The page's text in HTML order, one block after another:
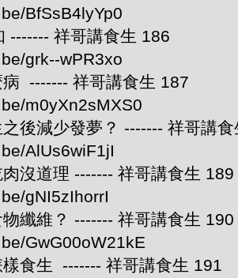
BfSsB4lyYp0
------- 祥哥講食生 186
grk--wPR3xo
------- 祥哥講食生 187
m0yXn2sMXS0
後減少發夢？ ------- 祥哥講
AlUs6wiF1jI
沒道理 ------- 祥哥講食生 189
gNI5zIhorrI
纖維？ ------- 祥哥講食生 190
GwG00oW21kE
食生 ------- 祥哥講食生 191